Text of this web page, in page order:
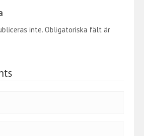
inte. Obligatoriska fält är